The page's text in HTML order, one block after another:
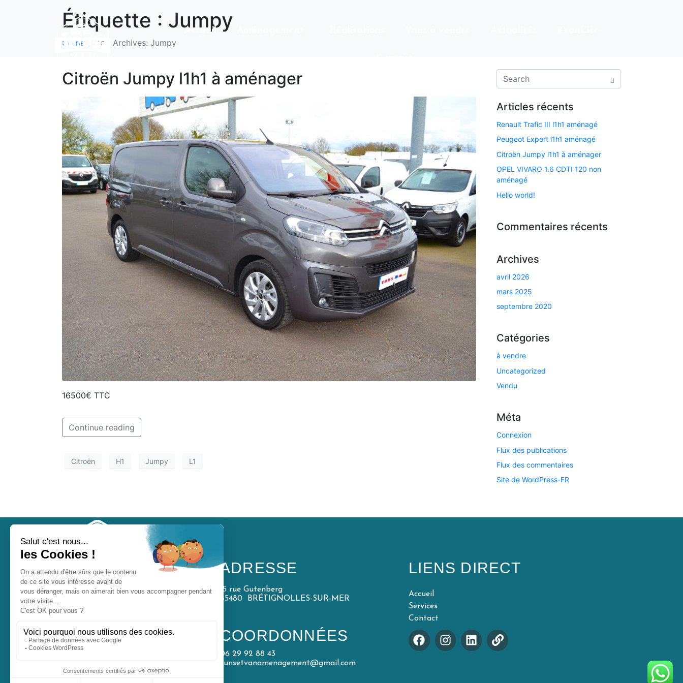
Accueil
Étiquette : Jumpy
Home Tag Archives: Jumpy
Citroën Jumpy l1h1 à aménager
16500€ TTC
Continue reading
Citroën H1 Jumpy L1
Articles récents
Renault Trafic III l1h1 aménagé
Peugeot Expert l1h1 aménagé
Citroën Jumpy l1h1 à aménager
OPEL VIVARO 1.6 CDTI 120 non
aménagé​
Hello world!
Commentaires récents
Archives
avril 2026
mars 2025
septembre 2020
Catégories
à vendre
Uncategorized
Vendu
Méta
Connexion
Flux des publications
Flux des commentaires
Site de WordPress-FR
l’aménagement de vans, fourgons et véhicules utilitaires en
Vendée. Kits amovibles, pose de vitrages, installation
électrique, habillage intérieur et vente de vans aménagés.
ADRESSE
15 rue Gutenberg
85480 BRÉTIGNOLLES-SUR-MER
COORDONNÉES
06 29 92 88 43
sunsetvanamenagement@gmail.com
LIENS DIRECT
Accueil
Services
Contact